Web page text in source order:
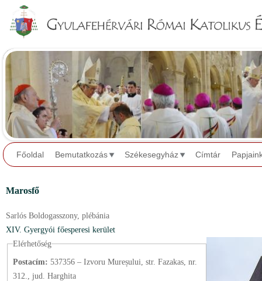
Főoldal Bemutatkozás Székesegyház Címtár
Marosfő
Sarlós Boldogasszony, plébánia
XIV. Gyergyói főesperesi kerület
Elérhetőség
Postacím: 537356 – Izvoru Mureșului, str. Fazakas, nr.
312., jud. Harghita